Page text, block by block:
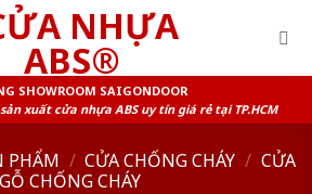
SHOWROOM SAIGONDOOR
xuất cửa nhựa ABS uy tín giá rẻ tại TP.HCM
PHẨM / CỬA CHỐNG CHÁY / CỬA
GỖ CHỐNG CHÁY